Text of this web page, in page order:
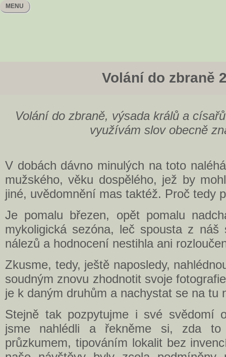
MENU
Volání do zbraně
Volání do zbraně, výsada králů a
využívám slov obecně
V dobách dávno minulých na toto
mužského, věku dospělého, jež by
jiné, uvědomnění mas taktéž. Proč tedy
Je pomalu březen, opět pomalu
mykoligická sezóna, leč spousta z
nálezů a hodnocení nestihla ani
Zkusme, tedy, ještě naposledy,
soudným znovu zhodnotit svoje
je k daným druhům a nachystat se na tu
Stejně tak pozpytujme i své svědomí
jsme nahlédli a řekněme si, zda to
průzkumem, tipováním lokalit bez